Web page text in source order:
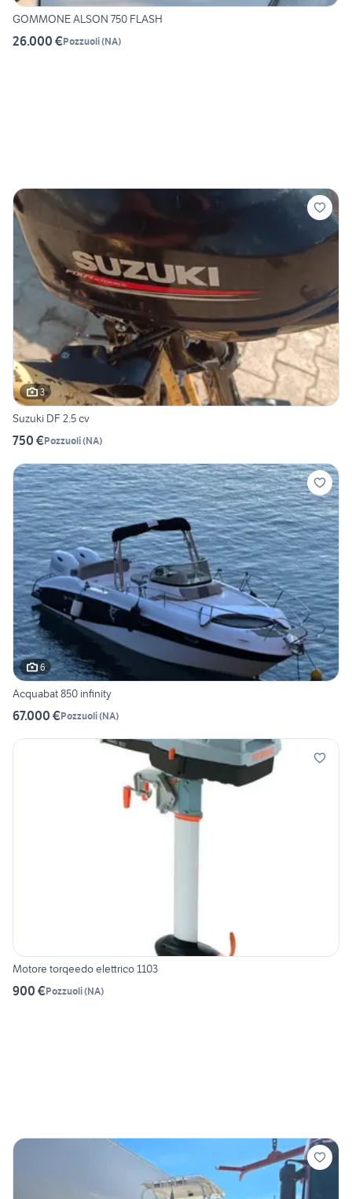
GOMMONE ALSON 750 FLASH
26.000 €Pozzuoli(NA)
3
Suzuki DF 2.5 cv
750 €Pozzuoli(NA)
6
Acquabat 850 infinity
67.000 €Pozzuoli(NA)
Motore torqeedo elettrico 1103
900 €Pozzuoli(NA)